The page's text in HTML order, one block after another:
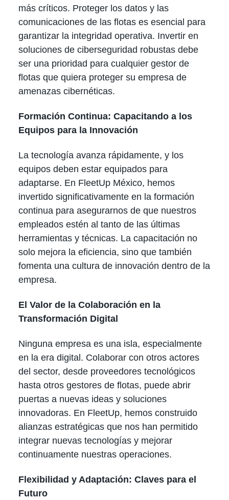
más críticos. Proteger los datos y las
comunicaciones de las flotas es esencial para
garantizar la integridad operativa. Invertir en
soluciones de ciberseguridad robustas debe
ser una prioridad para cualquier gestor de
flotas que quiera proteger su empresa de
amenazas cibernéticas.
Formación Continua: Capacitando a los
Equipos para la Innovación
La tecnología avanza rápidamente, y los
equipos deben estar equipados para
adaptarse. En FleetUp México, hemos
invertido significativamente en la formación
continua para asegurarnos de que nuestros
empleados estén al tanto de las últimas
herramientas y técnicas. La capacitación no
solo mejora la eficiencia, sino que también
fomenta una cultura de innovación dentro de la
empresa.
El Valor de la Colaboración en la
Transformación Digital
Ninguna empresa es una isla, especialmente
en la era digital. Colaborar con otros actores
del sector, desde proveedores tecnológicos
hasta otros gestores de flotas, puede abrir
puertas a nuevas ideas y soluciones
innovadoras. En FleetUp, hemos construido
alianzas estratégicas que nos han permitido
integrar nuevas tecnologías y mejorar
continuamente nuestras operaciones.
Flexibilidad y Adaptación: Claves para el
Futuro